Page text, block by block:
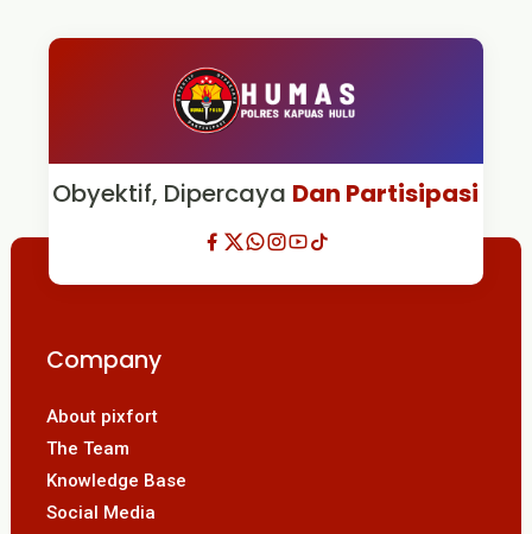
Obyektif, Dipercaya Dan Partisipasi
Company
About pixfort
The Team
Knowledge Base
Social Media